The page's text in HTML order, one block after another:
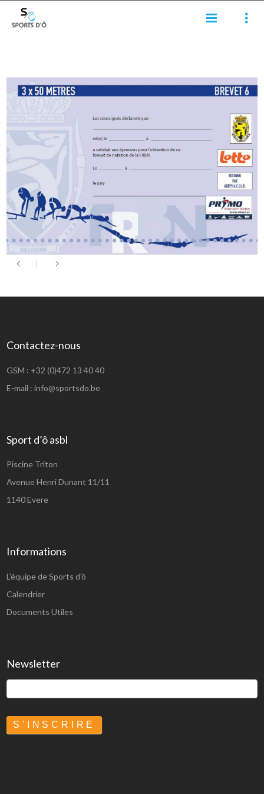
Contactez-nous
GSM : +32 (0)472 13 40 40
E-mail :info@sportsdo.be
Sport d’ô asbl
Piscine Triton
Avenue Henri Dunant 11/11
1140 Evere
Informations
L'équipe de Sports d'ô
Calendrier
Documents Utiles
Newsletter
S'INSCRIRE